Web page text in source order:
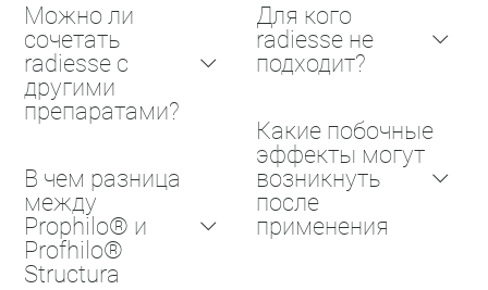
Можно ли
сочетать
radiesse с
другими
препаратами?
В чем разница
между
Prophilo® и
Profhilo®
Structura
Для кого
radiesse не
подходит?
Какие побочные
эффекты могут
возникнуть
после
применения